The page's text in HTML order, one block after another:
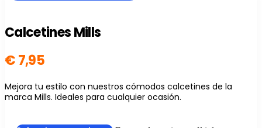
Calcetines Mills
€7,95
Mejora tu estilo con nuestros cómodos calcetines de la
marca Mills. Ideales para cualquier ocasión.